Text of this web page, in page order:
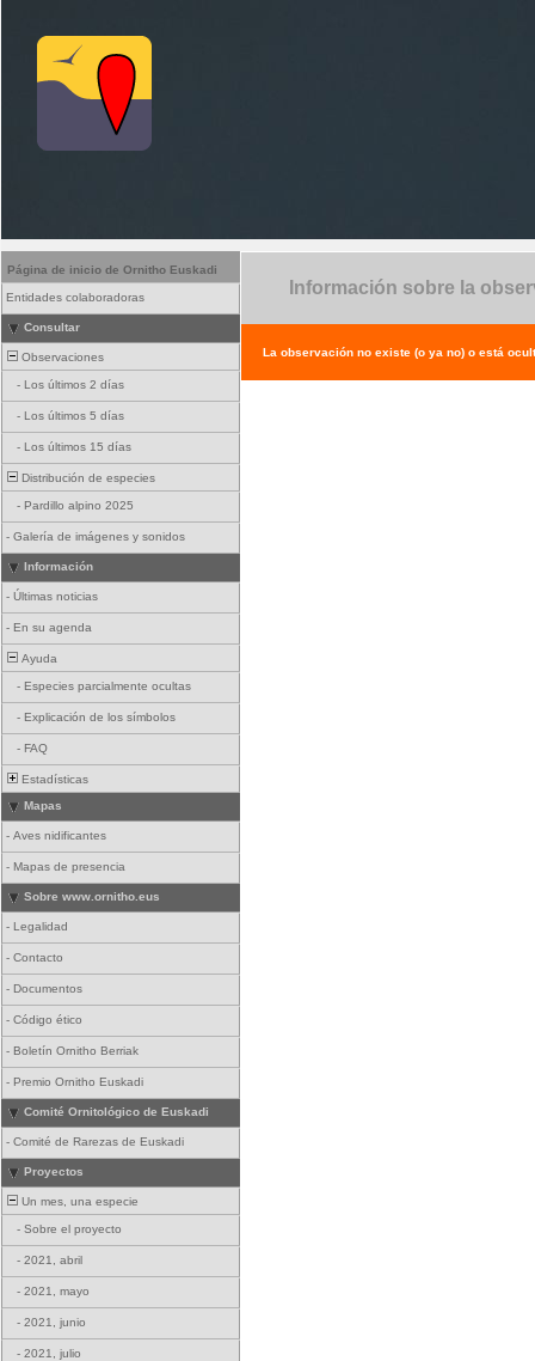
Página de inicio de Ornitho Euskadi
Entidades colaboradoras
Consultar
Observaciones
- Los últimos 2 días
- Los últimos 5 días
- Los últimos 15 días
Distribución de especies
- Pardillo alpino 2025
- Galería de imágenes y sonidos
Información
- Últimas noticias
- En su agenda
Ayuda
- Especies parcialmente ocultas
- Explicación de los símbolos
- FAQ
Estadísticas
Mapas
- Aves nidificantes
- Mapas de presencia
Sobre www.ornitho.eus
- Legalidad
- Contacto
- Documentos
- Código ético
- Boletín Ornitho Berriak
- Premio Ornitho Euskadi
Comité Ornitológico de Euskadi
- Comité de Rarezas de Euskadi
Proyectos
Un mes, una especie
- Sobre el proyecto
- 2021, abril
- 2021, mayo
- 2021, junio
- 2021, julio
Información sobre la
La observación no existe (o ya no) o está